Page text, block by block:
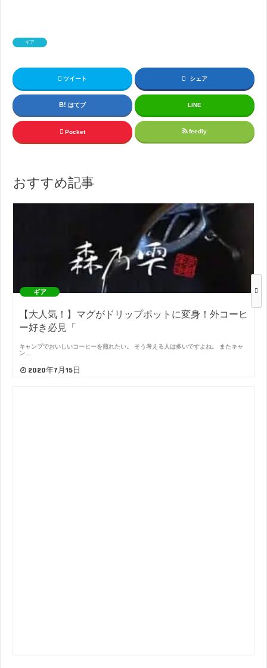
ギア
ツイート シェア
はてブ LINE
Pocket feedly
おすすめ記事
ギア
【大人気！】マグがドリップポットに変身！外コーヒ
ー好き必見「
キャンプでおいしいコーヒーを煎れたい。 そう考える人は多いですよね。 またキャ
ン…
2020年7月15日